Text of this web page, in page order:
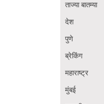
ताज्या बातम्या
देश
पुणे
ब्रेकिंग
महाराष्ट्र
मुंबई